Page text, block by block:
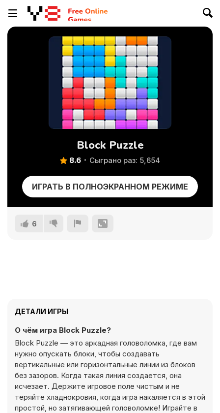
Block Puzzle
8.6 Сыграно раз: 5,654
ИГРАТЬ В ПОЛНОЭКРАННОМ РЕЖИМЕ
6
ДЕТАЛИ ИГРЫ
О чём игра Block Puzzle?
Block Puzzle — это аркадная головоломка, где вам
нужно опускать блоки, чтобы создавать
вертикальные или горизонтальные линии из блоков
без зазоров. Когда такая линия создается, она
исчезает. Держите игровое поле чистым и не
теряйте хладнокровия, когда игра накаляется в этой
простой, но затягивающей головоломке! Играйте в